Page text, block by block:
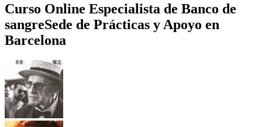
Curso Online Especialista de Banco de
sangreSede de Prácticas y Apoyo en
Barcelona